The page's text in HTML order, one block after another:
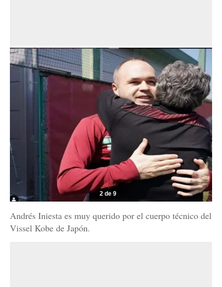
2 de 9
Andrés Iniesta es muy querido por el cuerpo técnico del
Vissel Kobe de Japón.